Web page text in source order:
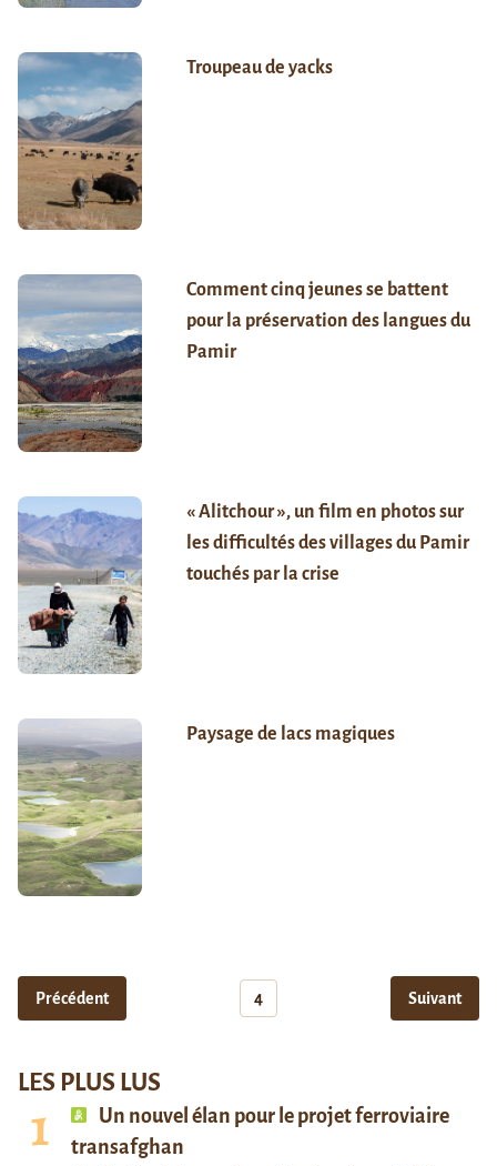
Troupeau de yacks
Comment cinq jeunes se battent
pour la préservation des langues du
Pamir
« Alitchour », un film en photos sur
les difficultés des villages du Pamir
touchés par la crise
Paysage de lacs magiques
Précédent 4 Suivant
LES PLUS LUS
Un nouvel élan pour le projet ferroviaire
transafghan